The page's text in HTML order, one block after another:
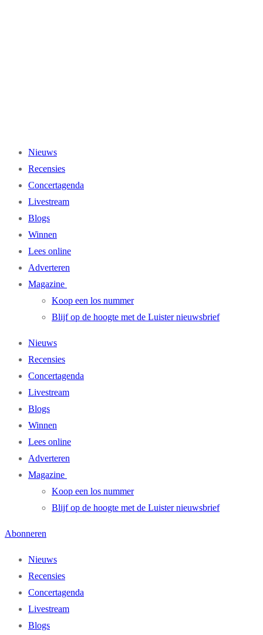
Nieuws
Recensies
Concertagenda
Livestream
Blogs
Winnen
Lees online
Adverteren
Magazine
Koop een los nummer
Blijf op de hoogte met de Luister nieuwsbrief
Nieuws
Recensies
Concertagenda
Livestream
Blogs
Winnen
Lees online
Adverteren
Magazine
Koop een los nummer
Blijf op de hoogte met de Luister nieuwsbrief
Abonneren
Nieuws
Recensies
Concertagenda
Livestream
Blogs